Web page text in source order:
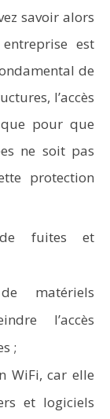
savoir alors
est
de
l’accès
pour que
ne soit pas
protection
de fuites et
matériels
l’accès
;
WiFi, car elle
et logiciels